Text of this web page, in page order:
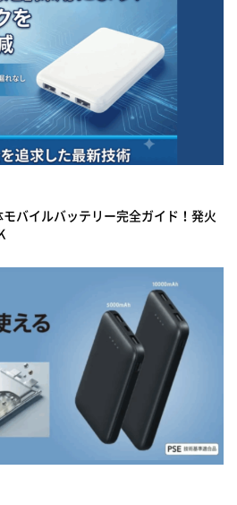
モバイルバッテリー完全ガイド！発火